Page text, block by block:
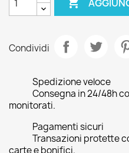
Condividi
Spedizione veloce
Consegna in 24/48h
monitorati.
Pagamenti sicuri
Transazioni protette
carte e bonifici.